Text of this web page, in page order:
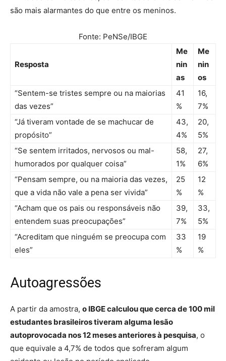
são mais alarmantes do que entre os meninos.
Fonte: PeNSe/IBGE
Resposta
Me
nin
as
Me
nin
os
“Sentem-se tristes sempre ou na maiorias
das vezes”
41
%
16,
7%
“Já tiveram vontade de se machucar de
propósito”
43,
4%
20,
5%
“Se sentem irritados, nervosos ou mal-
humorados por qualquer coisa”
58,
1%
27,
6%
“Pensam sempre, ou na maioria das vezes,
que a vida não vale a pena ser vivida”
25
%
12
%
“Acham que os pais ou responsáveis não
entendem suas preocupações”
39,
7%
33,
5%
“Acreditam que ninguém se preocupa com
eles”
33
%
19
%
Autoagressões
A partir da amostra, o IBGE calculou que cerca de 100 mil
estudantes brasileiros tiveram alguma lesão
autoprovocada nos 12 meses anteriores à pesquisa, o
que equivale a 4,7% de todos que sofreram algum